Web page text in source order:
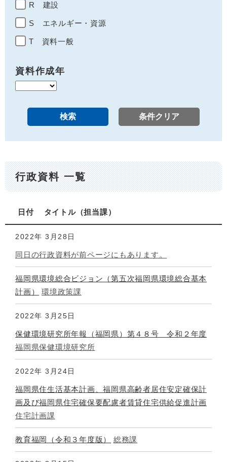
R 建設
S エネルギー・資源
T 資料一般
資料作成年
行政資料 一覧
日付 タイトル 担当課
2022年 3月28日
同日の行政資料が前ページにもあります。
福岡県環境総合ビジョン（第五次福岡県環境総合基本
計画）
環境政策課
2022年 3月25日
保健環境研究所年報（福岡県）第４８号 令和２年度
福岡県保健環境研究所
2022年 3月24日
福岡県住生活基本計画、福岡県高齢者居住安定確保計
画及び福岡県住宅確保要配慮者賃貸住宅供給促進計画
住宅計画課
教育福岡（令和３年度版） 総務課